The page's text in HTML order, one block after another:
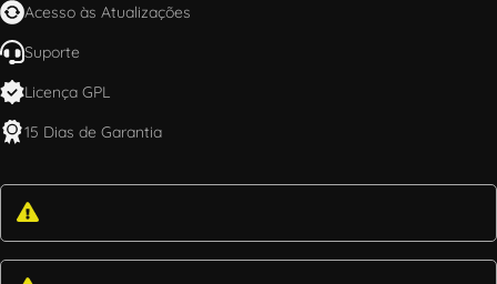
Acesso às Atualizações
Suporte
Licença GPL
15 Dias de Garantia